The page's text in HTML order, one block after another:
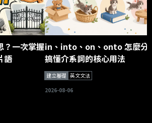
？一次掌握
語
in、into、on、onto 怎麼分
搞懂介系詞的核心用法
建立基礎 英文文法
2026-08-06